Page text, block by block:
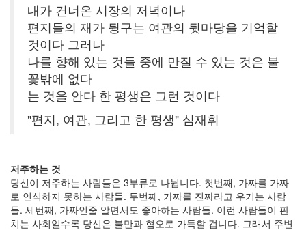
내가 건너온 시장의 저녁이나
편지들의 재가 뒹구는 여관의 뒷마당을 기억할
것이다 그러나
나를 향해 있는 것들 중에 만질 수 있는 것은 불
꽃밖에 없다
는 것을 안다 한 평생은 그런 것이다
"편지, 여관, 그리고 한 평생" 심재휘
저주하는 것
당신이 저주하는 사람들은 3부류로 나뉩니다. 첫번째, 가짜를 가짜
로 인식하지 못하는 사람들. 두번째, 가짜를 진짜라고 우기는 사람
들. 세번째, 가짜인줄 알면서도 좋아하는 사람들. 이런 사람들이 판
치는 사회일수록 당신은 불만과 혐오로 가득할 겁니다. 그래서 주변